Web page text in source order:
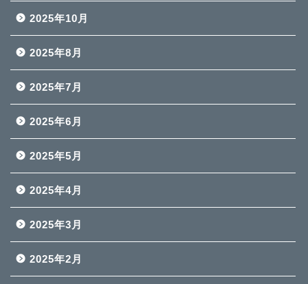
2025年10月
2025年8月
2025年7月
2025年6月
2025年5月
2025年4月
2025年3月
2025年2月